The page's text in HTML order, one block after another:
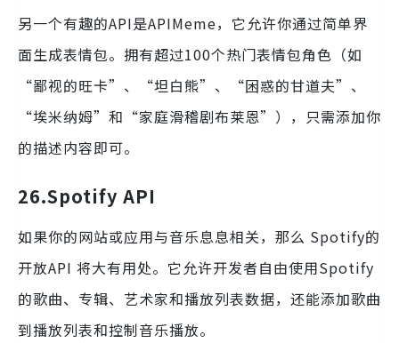
另一个有趣的API是APIMeme，它允许你通过简单界
面生成表情包。拥有超过100个热门表情包角色（如
“鄙视的旺卡”、“坦白熊”、“困惑的甘道夫”、
“埃米纳姆”和“家庭滑稽剧布莱恩”），只需添加你
的描述内容即可。
26.Spotify API
如果你的网站或应用与音乐息息相关，那么 Spotify的
开放API 将大有用处。它允许开发者自由使用Spotify
的歌曲、专辑、艺术家和播放列表数据，还能添加歌曲
到播放列表和控制音乐播放。